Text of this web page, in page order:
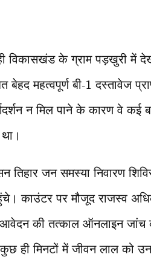
विकासखंड के ग्राम पड़खुरी में
बेहद महत्वपूर्ण बी-1 दस्तावेज
न मिल पाने के कारण वे कई
जन समस्या निवारण
काउंटर पर मौजूद राजस्व
की तत्काल ऑनलाइन जांच
ही मिनटों में जीवन लाल को